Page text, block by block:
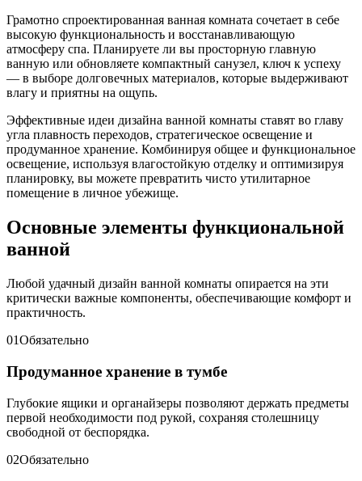
Грамотно спроектированная ванная комната сочетает в себе
высокую функциональность и восстанавливающую
атмосферу спа. Планируете ли вы просторную главную
ванную или обновляете компактный санузел, ключ к успеху
— в выборе долговечных материалов, которые выдерживают
влагу и приятны на ощупь.
Эффективные идеи дизайна ванной комнаты ставят во главу
угла плавность переходов, стратегическое освещение и
продуманное хранение. Комбинируя общее и функциональное
освещение, используя влагостойкую отделку и оптимизируя
планировку, вы можете превратить чисто утилитарное
помещение в личное убежище.
Основные элементы функциональной
ванной
Любой удачный дизайн ванной комнаты опирается на эти
критически важные компоненты, обеспечивающие комфорт и
практичность.
01Обязательно
Продуманное хранение в тумбе
Глубокие ящики и органайзеры позволяют держать предметы
первой необходимости под рукой, сохраняя столешницу
свободной от беспорядка.
02Обязательно